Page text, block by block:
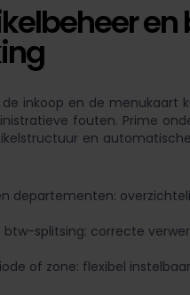
inkoop en de menukaart
fouten. Prime
en
departementen:
splitsing: correcte
of zone: flexibel instelbaar